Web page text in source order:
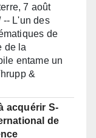
7 août
-- L'un des
de
de la
entame un
&
acquérir S-
de